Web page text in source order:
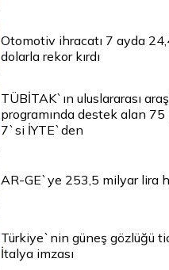
Otomotiv ihracatı 7 ayda
dolarla rekor kırdı
TÜBİTAK`ın uluslararası
programında destek alan
7`si İYTE`den
AR-GE`ye 253,5 milyar lira
Türkiye`nin güneş gözlüğü
İtalya imzası